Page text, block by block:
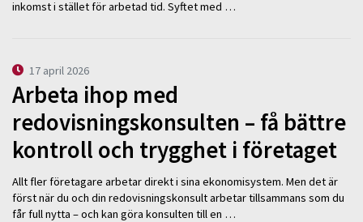
inkomst i stället för arbetad tid. Syftet med …
17 april 2026
Arbeta ihop med
redovisningskonsulten – få bättre
kontroll och trygghet i företaget
Allt fler företagare arbetar direkt i sina ekonomisystem. Men det är
först när du och din redovisningskonsult arbetar tillsammans som du
får full nytta – och kan göra konsulten till en …